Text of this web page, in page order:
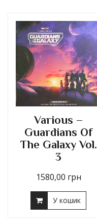
Various –
Guardians Of
The Galaxy Vol.
3
1580,00 грн
У кошик